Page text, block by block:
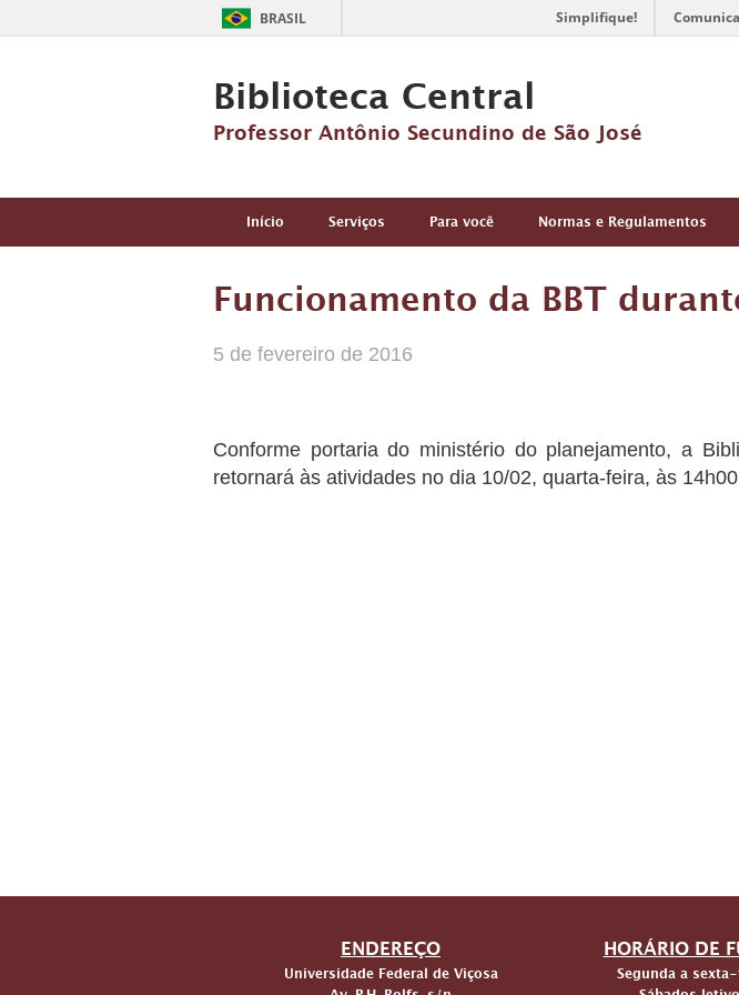
BRASIL Simplifique!
Biblioteca Central
Professor Antônio Secundino de São José
Início Serviços Para você Normas e Regulamentos
Funcionamento da BBT
5 de fevereiro de 2016
Conforme portaria do ministério do planejamento, a
retornará às atividades no dia 10/02, quarta-feira, às
ENDEREÇO
Universidade Federal de Viçosa
HORÁRIO DE
Segunda a